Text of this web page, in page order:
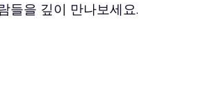
들을 깊이 만나보세요.